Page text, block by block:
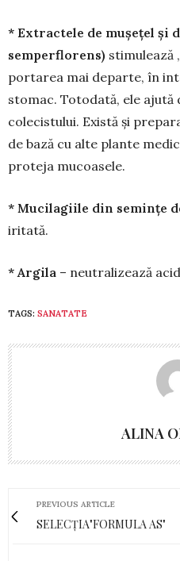
* Extractele de muşeţel şi
semperflorens) stimulează
portarea mai departe, în
stomac. Totodată, ele
colecistului. Există şi
de bază cu alte plante
proteja mucoa­sele.
* Mucilagiile din seminţe
iritată.
* Argila – neutralizează
TAGS: SANATATE
ALINA
PREVIOUS ARTICLE
SELECȚIA"FORMULA AS"